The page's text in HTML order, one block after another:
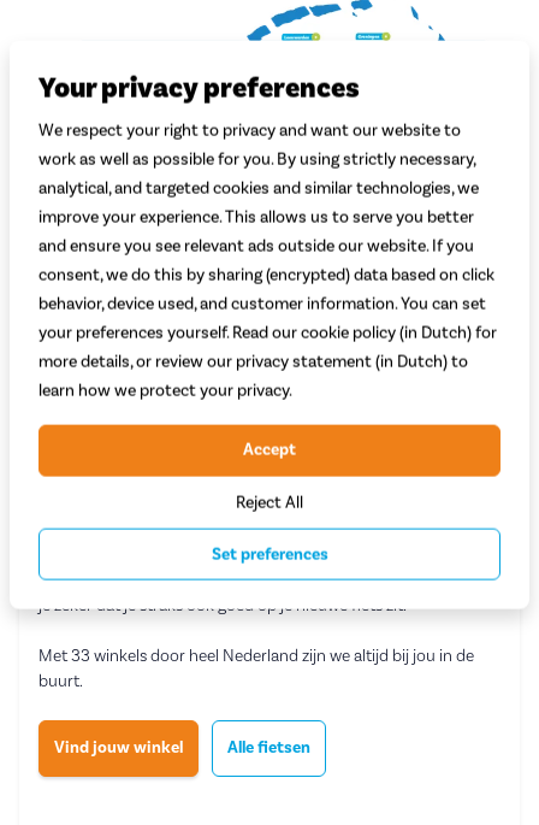
Maak een proefrit en leer je nieuwe fiets
kennen
Je bent altijd welkom voor een proefrit op onze fietsen. Het is
niet nodig om een afspraak te maken, dus loop gewoon eens
binnen! Samen gaan we op zoek naar de perfecte fiets voor jou.
Gevonden? Fiets een stukje in de omgeving van de winkel om de
fiets te testen op comfort, rijgedrag en gebruiksgemak. Zo weet
je zeker dat je straks ook goed op je nieuwe fiets zit.
Met 33 winkels door heel Nederland zijn we altijd bij jou in de
buurt.
Vind jouw winkel Alle fietsen
Your privacy preferences
We respect your right to privacy and want our website to
work as well as possible for you. By using strictly necessary,
analytical, and targeted cookies and similar technologies, we
improve your experience. This allows us to serve you better
and ensure you see relevant ads outside our website. If you
consent, we do this by sharing (encrypted) data based on click
behavior, device used, and customer information. You can set
your preferences yourself. Read our cookie policy (in Dutch) for
more details, or review our privacy statement (in Dutch) to
learn how we protect your privacy.
Reject All
Accept
Set preferences